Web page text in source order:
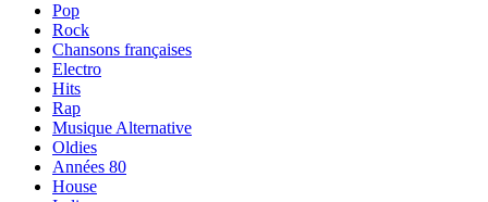
Pop
Rock
Chansons françaises
Electro
Hits
Rap
Musique Alternative
Oldies
Années 80
House